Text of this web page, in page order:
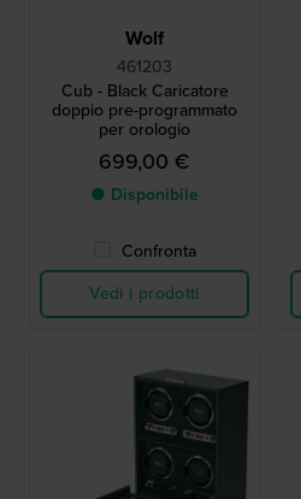
Wolf
461203
Cub - Black Caricatore
doppio pre-programmato
per orologio
699,00 €
● Disponibile
Confronta
Vedi i prodotti